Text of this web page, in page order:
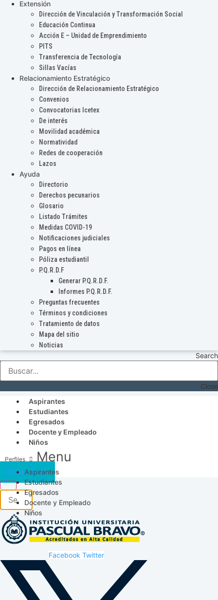
Extensión
Dirección de Vinculación y Transformación Social
Educación Continua
Acción E – Unidad de Emprendimiento
PITS
Transferencia de Tecnología
Sillas Vacías
Relacionamiento Estratégico
Dirección de Relacionamiento Estratégico
Convenios
Convocatorias Icetex
De interés
Movilidad académica
Normatividad
Redes de cooperación
Lazos
Ayuda
Directorio
Derechos pecunarios
Glosario
Listado Trámites
Medidas COVID-19
Notificaciones judiciales
Pagos en línea
Póliza estudiantil
P.Q.R.D.F
Generar P.Q.R.D.F.
Informes P.Q.R.D.F.
Preguntas frecuentes
Términos y condiciones
Tratamiento de datos
Mapa del sitio
Noticias
Search
Close
Aspirantes
Estudiantes
Egresados
Docente y Empleado
Niños
Menu
Aspirantes
Estudiantes
Egresados
Docente y Empleado
Niños
Acceso SICAU
Facebook Twitter